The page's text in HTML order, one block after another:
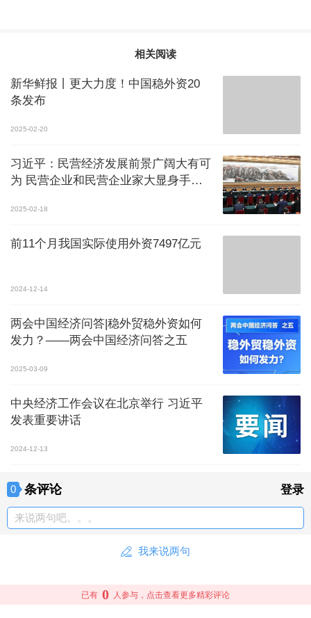
相关阅读
新华鲜报丨更大力度！中国稳外资20
条发布
2025-02-20
习近平：民营经济发展前景广阔大有可
为 民营企业和民营企业家大显身手正
2025-02-18
前11个月我国实际使用外资7497亿元
2024-12-14
两会中国经济问答|稳外贸稳外资如何
发力？——两会中国经济问答之五
2025-03-09
中央经济工作会议在北京举行 习近平
发表重要讲话
2024-12-13
0 条评论 登录
来说两句吧。。。
我来说两句
已有 0 人参与，点击查看更多精彩评论